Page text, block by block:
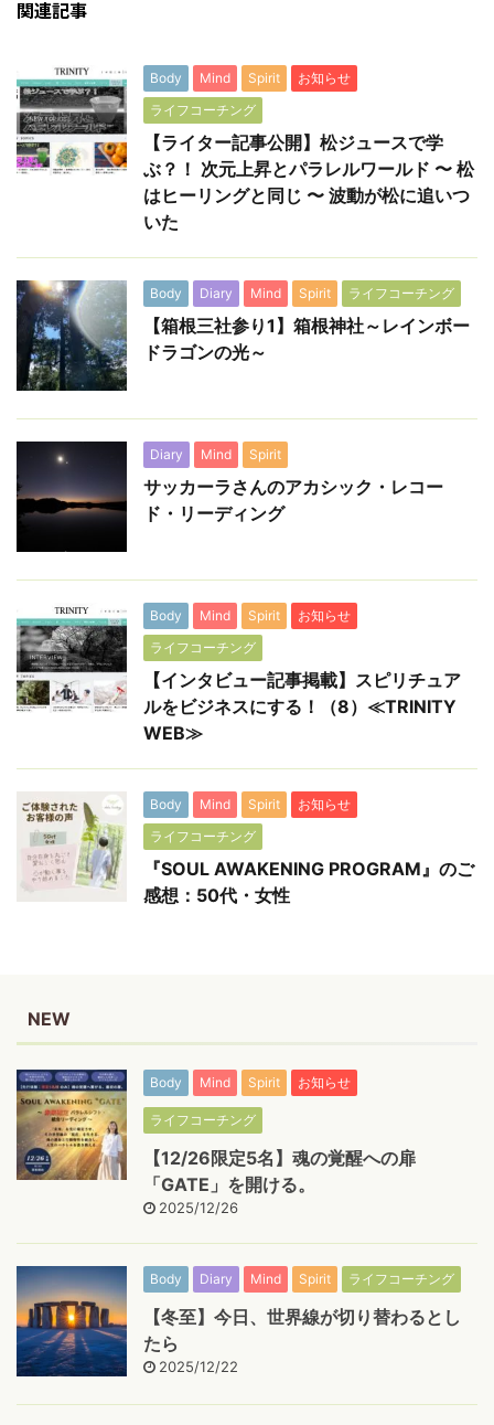
関連記事
Body Mind Spirit
お知らせ
ライフコーチング
【ライター記事公開】松ジュースで学
ぶ？！ 次元上昇とパラレルワールド 〜 松
はヒーリングと同じ 〜 波動が松に追いつ
いた
Body Diary Mind Spirit ライフコーチング
【箱根三社参り1】箱根神社～レインボー
ドラゴンの光～
Diary Mind Spirit
サッカーラさんのアカシック・レコー
ド・リーディング
Body Mind Spirit
お知らせ
ライフコーチング
【インタビュー記事掲載】スピリチュア
ルをビジネスにする！（8）≪TRINITY
WEB≫
Body Mind Spirit
お知らせ
ライフコーチング
『SOUL AWAKENING PROGRAM』のご
感想：50代・女性
NEW
Body Mind Spirit お知らせ
ライフコーチング
【12/26限定5名】魂の覚醒への扉
「GATE」を開ける。
2025/12/26
Body Diary Mind Spirit ライフコーチング
【冬至】今日、世界線が切り替わるとし
たら
2025/12/22